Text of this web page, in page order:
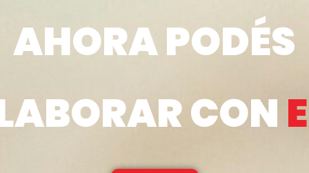
AHORA PODÉS
CON